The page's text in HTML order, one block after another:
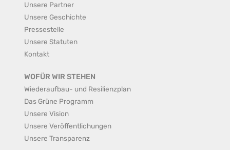
Unsere Partner
Unsere Geschichte
Pressestelle
Unsere Statuten
Kontakt
WOFÜR WIR STEHEN
Wiederaufbau- und Resilienzplan
Das Grüne Programm
Unsere Vision
Unsere Veröffentlichungen
Unsere Transparenz